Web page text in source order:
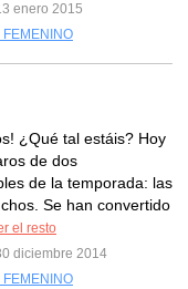
enero 2015
FEMENINO
¿Qué tal estáis? Hoy
de dos
de la temporada: las
Se han convertido
el resto
diciembre 2014
FEMENINO